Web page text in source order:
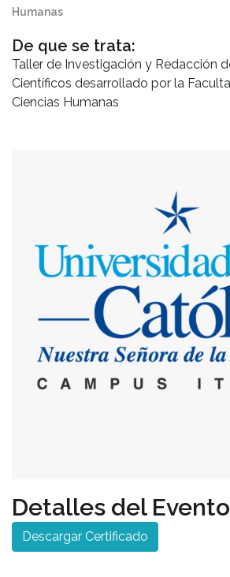
Humanas
De que se trata:
Taller de Investigación y Redacción
Científicos desarrollado por la
Ciencias Humanas
Detalles del Evento
Descargar Certificado